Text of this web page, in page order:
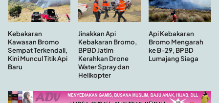
Kebakaran
Kawasan Bromo
Sempat Terkendali,
Kini Muncul Titik Api
Baru
Jinakkan Api
Kebakaran Bromo,
BPBD Jatim
Kerahkan Drone
Water Spray dan
Helikopter
Api Kebakaran
Bromo Mengarah
ke B-29, BPBD
Lumajang Siaga